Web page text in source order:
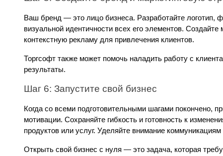
Ваш бренд — это лицо бизнеса. Разработайте логотип,
визуальной идентичности всех его элементов.
контекстную рекламу для привлечения клиентов.
Торгсофт также может помочь наладить работу с
результаты.
Шаг 6: Запустите свой бизнес
Когда со всеми подготовительными шагами покончено,
мотивации. Сохраняйте гибкость и готовность к
продуктов или услуг. Уделяйте внимание
Открыть свой бизнес с нуля — это задача, которая